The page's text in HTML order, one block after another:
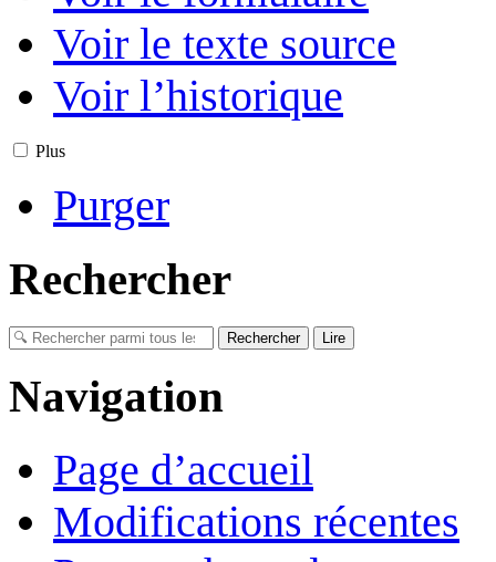
Voir le texte source
Voir l’historique
Plus
Purger
Rechercher
Navigation
Page d’accueil
Modifications récentes